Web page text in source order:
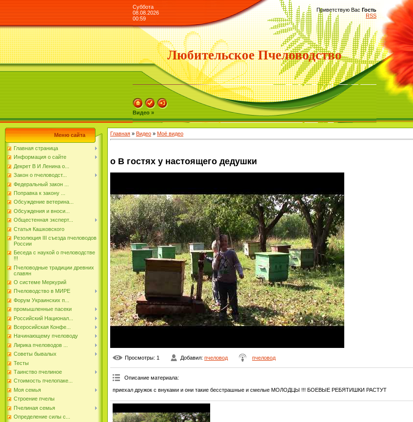
Суббота
08.08.2026
00:59
Приветствую Вас Гость
RSS
Любительское Пчеловодство
Видео »
Меню сайта
Главная страница
Информация о сайте
Декрет В И Ленина о...
Закон о пчеловодст...
Федеральный закон ...
Поправка к закону ...
Обсуждение ветерина...
Обсуждения и вноси...
Общестенная эксперт...
Статья Кашковского
Резолюция III съезда пчеловодов
России
Беседа с наукой о пчеловодстве
!!!
Пчеловодные традиции древних
славян
О системе Меркурий
Пчеловодство в МИРЕ
Форум Украинских п...
промышленные пасеки
Российский Национал...
Всеросийская Конфе...
Начинающему пчеловоду
Лирика пчеловодов ...
Советы бывалых
Тесты
Таинство пчелиное
Стоимость пчелопаке...
Моя семья
Строение пчелы
Пчелиная семья
Определение силы с...
Главная » Видео » Моё видео
о В гостях у настоящего дедушки
Просмотры: 1 Добавил: пчеловод пчеловод
Описание материала:
приехал дружок с внуками и они такие бесстрашные и смелые МОЛОДЦЫ !!! БОЕВЫЕ РЕБЯТИШКИ РАСТУТ